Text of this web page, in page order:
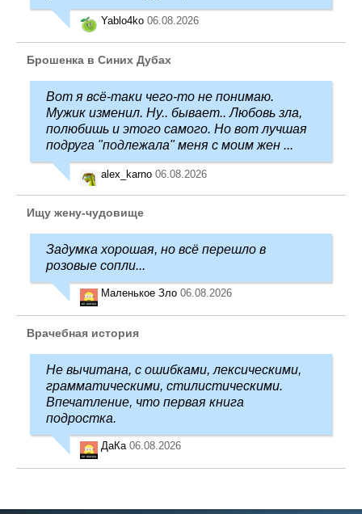
Yablo4ko 06.08.2026
Брошенка в Синих Дубах
Вот я всё-таки чего-то не понимаю.
Мужик изменил. Ну.. бывает.. Любовь зла,
полюбишь и этого самого. Но вот лучшая
подруга "подлежала" меня с моим жен ...
alex_karno 06.08.2026
Ищу жену-чудовище
Задумка хорошая, но всё перешло в
розовые сопли...
Маленькое Зло 06.08.2026
Врачебная история
Не вычитана, с ошибками, лексическими,
грамматическими, стилистическими.
Впечатление, что первая книга
подростка.
ДаКа 06.08.2026